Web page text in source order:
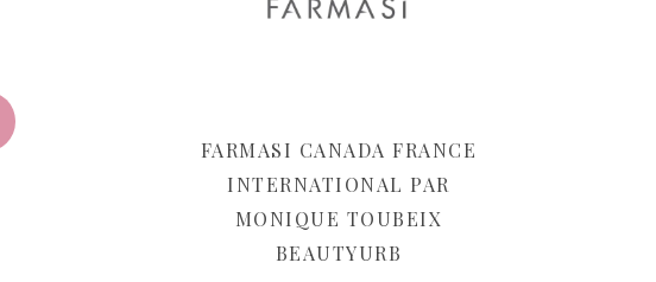
FARMASI CANADA FRANCE
INTERNATIONAL PAR
MONIQUE TOUBEIX
BEAUTYURB